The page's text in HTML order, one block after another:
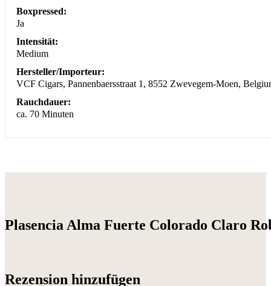
Boxpressed:
Ja
Intensität:
Medium
Hersteller/Importeur:
VCF Cigars, Pannenbaersstraat 1, 8552 Zwevegem-Moen,
Rauchdauer:
ca. 70 Minuten
Plasencia Alma Fuerte Colorado Claro
Rezension hinzufügen